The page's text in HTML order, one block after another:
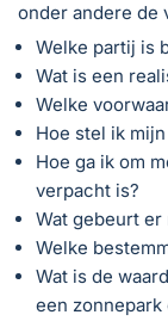
onder andere de
Welke partij is
Wat is een
Welke
Hoe stel ik
Hoe ga ik om
verpacht is?
Wat gebeurt
Welke
Wat is de
een zonnepark